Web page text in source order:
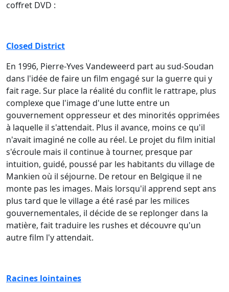
coffret DVD :
Closed District
En 1996, Pierre-Yves Vandeweerd part au sud-Soudan
dans l'idée de faire un film engagé sur la guerre qui y
fait rage. Sur place la réalité du conflit le rattrape, plus
complexe que l'image d'une lutte entre un
gouvernement oppresseur et des minorités opprimées
à laquelle il s'attendait. Plus il avance, moins ce qu'il
n'avait imaginé ne colle au réel. Le projet du film initial
s'écroule mais il continue à tourner, presque par
intuition, guidé, poussé par les habitants du village de
Mankien où il séjourne. De retour en Belgique il ne
monte pas les images. Mais lorsqu'il apprend sept ans
plus tard que le village a été rasé par les milices
gouvernementales, il décide de se replonger dans la
matière, fait traduire les rushes et découvre qu'un
autre film l'y attendait.
Racines lointaines